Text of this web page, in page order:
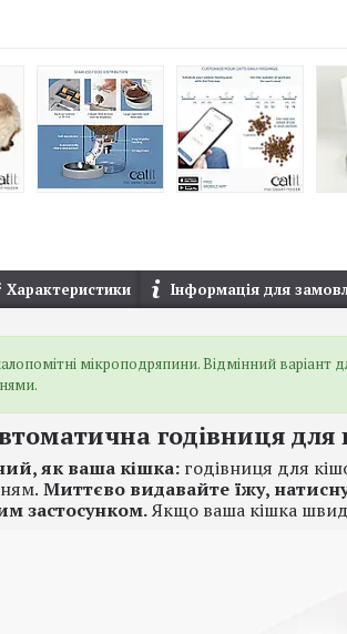
Характеристики Інформація для
мікроподряпини. Відмінний варіант
годівниця
як ваша кішка: годівниця для
Миттєво видавайте їжу,
застосунком.Якщо ваша кішка